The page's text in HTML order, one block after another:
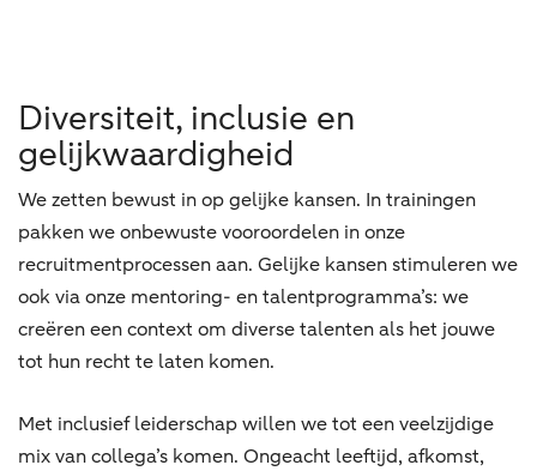
Diversiteit, inclusie en
gelijkwaardigheid
We zetten bewust in op gelijke kansen. In trainingen
pakken we onbewuste vooroordelen in onze
recruitmentprocessen aan. Gelijke kansen stimuleren we
ook via onze mentoring- en talentprogramma’s: we
creëren een context om diverse talenten als het jouwe
tot hun recht te laten komen.
Met inclusief leiderschap willen we tot een veelzijdige
mix van collega’s komen. Ongeacht leeftijd, afkomst,